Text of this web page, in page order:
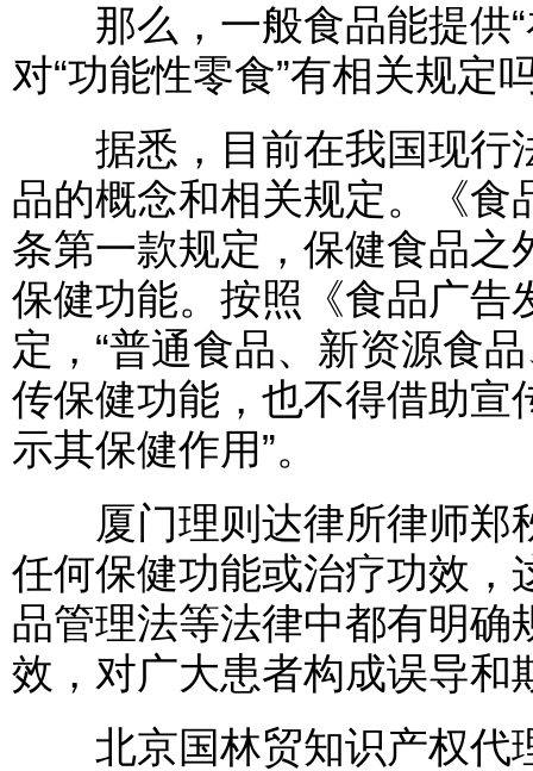
那么，一般食品能提供“
对“功能性零食”有相关规定
据悉，目前在我国现行
品的概念和相关规定。《食
条第一款规定，保健食品之
保健功能。按照《食品广告
定，“普通食品、新资源食
传保健功能，也不得借助宣
示其保健作用”。
厦门理则达律所律师郑
任何保健功能或治疗功效，
品管理法等法律中都有明确
效，对广大患者构成误导和
北京国林贸知识产权代